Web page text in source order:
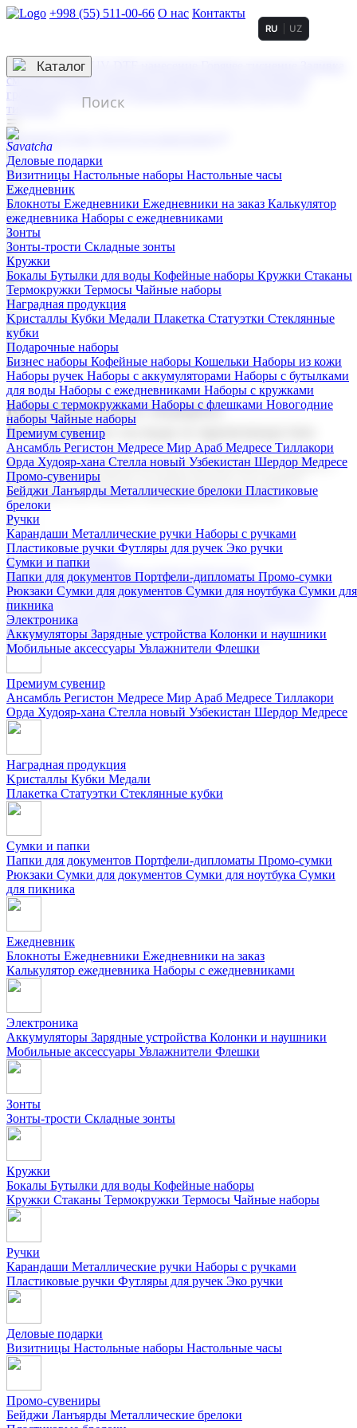
+998 (55) 511-00-66 О нас Контакты
3D гравировка
смолой (Doming)
гравировка твердая
тиснение
RU UZ
☰
Контакты
Каталог
Деловые подарки
Визитницы Настольные наборы Настольные часы
Ежедневник
Блокноты Ежедневники Ежедневники на заказ Калькулятор
ежедневника Наборы с ежедневниками
Зонты
Зонты-трости Складные зонты
Кружки
Бокалы Бутылки для воды Кофейные наборы Кружки Стаканы
Термокружки Термосы Чайные наборы
Наградная продукция
Kристаллы Кубки Медали Плакетка Статуэтки Стеклянные
кубки
Подарочные наборы
Бизнес наборы Кофейные наборы Кошельки Наборы из кожи
Наборы ручек Наборы с аккумуляторами Наборы с бутылками
для воды Наборы с ежедневниками Наборы с кружками
Наборы с термокружками Наборы с флешками Новогодние
наборы Чайные наборы
Премиум сувенир
Ансамбль Регистон Медресе Мир Араб Медресе Тиллакори
Орда Худояр-хана Стелла новый Узбекистан Шердор Медресе
Промо-сувениры
Бейджи Ланъярды Металлические брелоки Пластиковые
брелоки
Ручки
Карандаши Металлические ручки Наборы с ручками
Пластиковые ручки Футляры для ручек Эко ручки
Сумки и папки
Папки для документов Портфели-дипломаты Промо-сумки
Рюкзаки Сумки для документов Сумки для ноутбука Сумки для
пикника
Электроника
Аккумуляторы Зарядные устройства Колонки и наушники
Мобильные аксессуары Увлажнители Флешки
Корпоративные подарки
Поставка со склада и производство
Мы предлагаем широкий выбор корпоративных подарков и
сувениров с логотипом. В нашем каталоге вы найдете
продукцию для бизнеса, мероприятия и клиентов.
Подарочные наборы
Бизнес наборыКофейные наборы Кошельки
Наборы из кожиНаборы ручекНаборы с аккумуляторами
Наборы с бутылками для воды
Наборы с ежедневниками
Наборы с кружками
флешкамиНовогодние наборыЧайные наборы
Премиум сувенир
Ансамбль Регистон Медресе Мир Араб Медресе Тиллакори
Орда Худояр-хана Стелла новый Узбекистан Шердор Медресе
Наградная продукция
Kристаллы Кубки Медали
Плакетка Статуэтки Стеклянные кубки
Сумки и папки
Папки для документов Портфели-дипломаты Промо-сумки
Рюкзаки Сумки для документов Сумки для ноутбука Сумки
для пикника
Ежедневник
Блокноты Ежедневники Ежедневники на заказ
Калькулятор ежедневника Наборы с ежедневниками
Электроника
Аккумуляторы Зарядные устройства Колонки и наушники
Мобильные аксессуары Увлажнители Флешки
Зонты
Зонты-трости Складные зонты
Кружки
Бокалы Бутылки для воды Кофейные наборы
Кружки Стаканы Термокружки Термосы Чайные наборы
Ручки
Карандаши Металлические ручки Наборы с ручками
Пластиковые ручки Футляры для ручек Эко ручки
Деловые подарки
Визитницы Настольные наборы Настольные часы
Промо-сувениры
Бейджи Ланъярды Металлические брелоки